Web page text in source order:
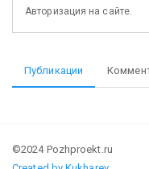
Авторизация на сайте.
Публикации
©2024 Pozhproekt.ru